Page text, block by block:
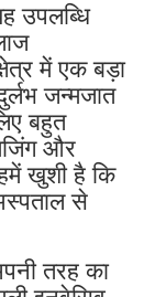
उपलब्धि
में एक बड़ा
जन्मजात
बहुत
और
खुशी है कि
से
तरह का